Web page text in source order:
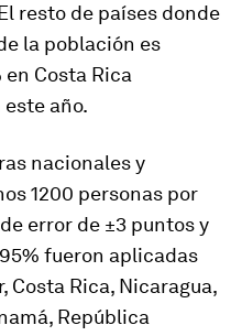
resto de países donde
la población es
Costa Rica
año.
nacionales y
1200 personas por
error de ±3 puntos y
fueron aplicadas
Costa Rica, Nicaragua,
República